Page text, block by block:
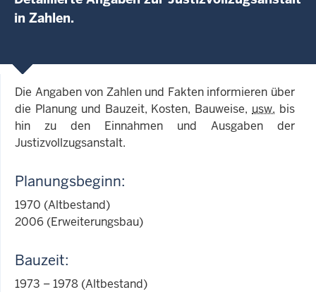
in Zahlen.
Die Angaben von Zahlen und Fakten informieren über
die Planung und Bauzeit, Kosten, Bauweise, usw. bis
hin zu den Einnahmen und Ausgaben der
Justizvollzugsanstalt.
Planungsbeginn:
1970 (Altbestand)
2006 (Erweiterungsbau)
Bauzeit:
1973 – 1978 (Altbestand)